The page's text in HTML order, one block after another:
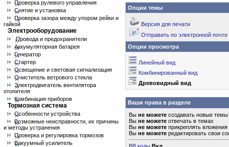
Проверка рулевого управления
Снятие и установка
Проверка зазора между упором рейки и
гайкой
Электрооборудование
Провода и предохранители
Аккумуляторная батарея
Генератор
Стартер
Освещение и световая сигнализация
Очиститель ветрового стекла
Электродвигатель вентилятора
отопителя
Комбинация приборов
Тормозная система
Особенности устройства
Возможные неисправности, их причины
и методы устранения
Проверка и регулировка тормозов
Вакуумный усилитель
Опции темы
Версия для печати
Отправить по электронной почте
Опции просмотра
Линейный вид
Комбинированный вид
Древовидный вид
Ваши права в разделе
Вы не можете создавать новые темы
Вы не можете отвечать в темах
Вы не можете прикреплять вложения
Вы не можете редактировать свои